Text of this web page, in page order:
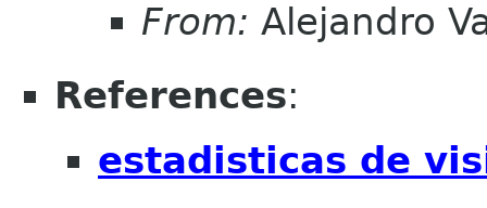
From: Alejandro
References:
estadisticas de